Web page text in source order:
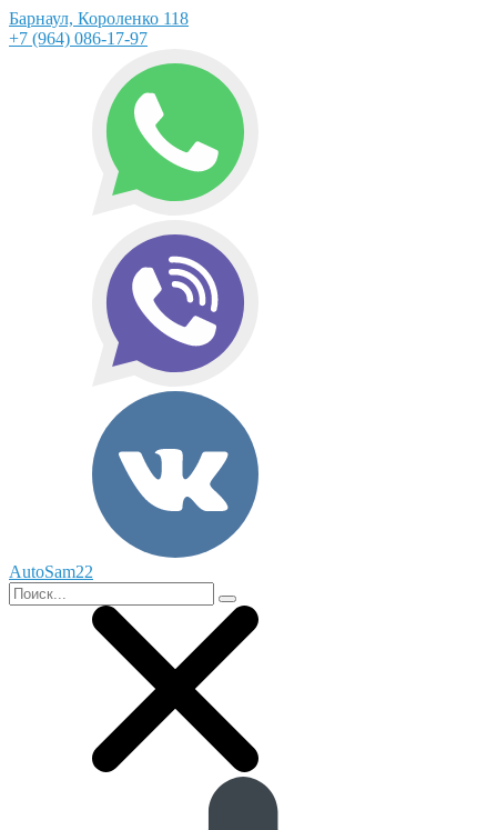
Барнаул, Короленко 118
+7 (964) 086-17-97
AutoSam22